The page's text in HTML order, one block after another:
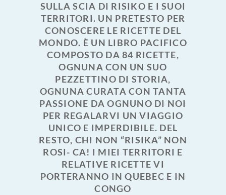
SULLA SCIA DI RISIKO E I SUOI
TERRITORI. UN PRETESTO PER
CONOSCERE LE RICETTE DEL
MONDO. È UN LIBRO PACIFICO
COMPOSTO DA 84 RICETTE,
OGNUNA CON UN SUO
PEZZETTINO DI STORIA,
OGNUNA CURATA CON TANTA
PASSIONE DA OGNUNO DI NOI
PER REGALARVI UN VIAGGIO
UNICO E IMPERDIBILE. DEL
RESTO, CHI NON “RISIKA” NON
ROSI- CA! I MIEI TERRITORI E
RELATIVE RICETTE VI
PORTERANNO IN QUEBEC E IN
CONGO